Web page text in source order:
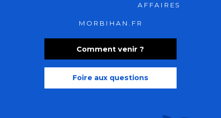
Comment venir ?
Foire aux questions
AFFAIRES
MORBIHAN.FR